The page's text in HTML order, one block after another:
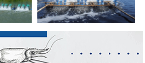
Nguồn cung giảm, giá cá rô phi Trung Quốc
tiếp tục tăng
Nhập khẩu tôm của Mỹ phục hồi trong